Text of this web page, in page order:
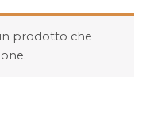
prodotto che